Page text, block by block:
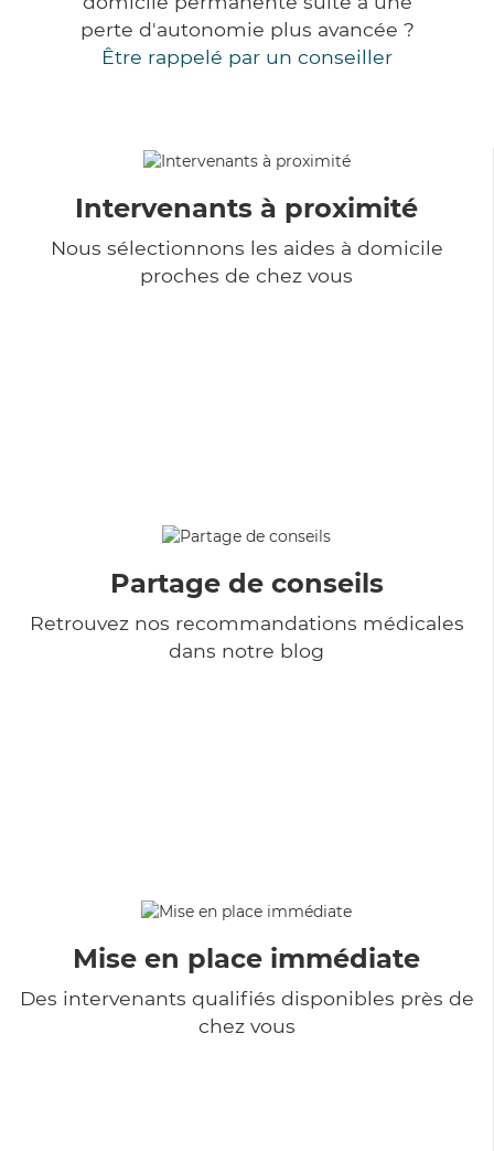
perte d'autonomie plus avancée ?
Être rappelé par un conseiller
Intervenants à proximité
Nous sélectionnons les aides à domicile
proches de chez vous
Partage de conseils
Retrouvez nos recommandations médicales
dans notre blog
Mise en place immédiate
Des intervenants qualifiés disponibles près de
chez vous